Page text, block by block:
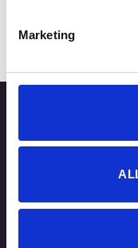
Marketing